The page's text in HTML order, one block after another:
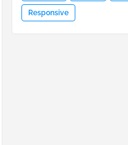
Responsive